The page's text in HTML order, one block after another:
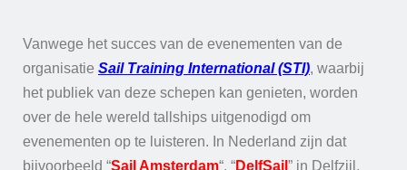
Vanwege het succes van de evenementen van de
organisatie Sail Training International (STI), waarbij
het publiek van deze schepen kan genieten, worden
over de hele wereld tallships uitgenodigd om
evenementen op te luisteren. In Nederland zijn dat
bijvoorbeeld “Sail Amsterdam“, “DelfSail ” in Delfzijl,